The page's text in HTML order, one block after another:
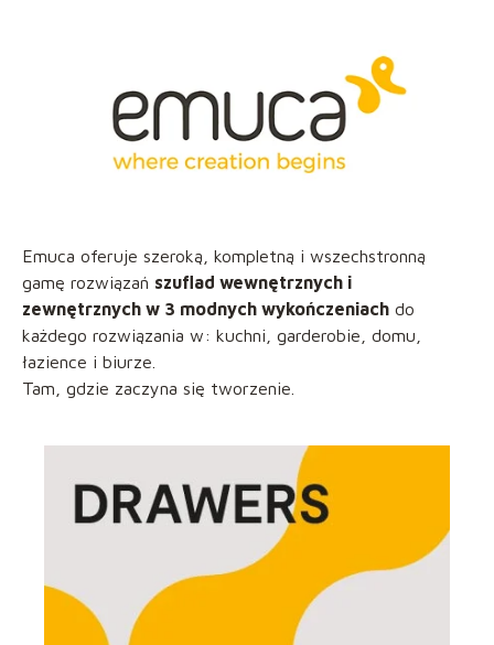
Emuca oferuje szeroką, kompletną i wszechstronną
gamę rozwiązań szuflad wewnętrznych i
zewnętrznych w 3 modnych wykończeniach do
każdego rozwiązania w: kuchni, garderobie, domu,
łazience i biurze.
Tam, gdzie zaczyna się tworzenie.